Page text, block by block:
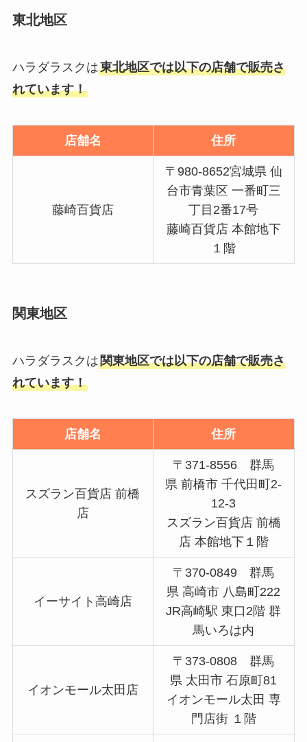
東北地区
ハラダラスクは東北地区では以下の店舗で販売さ
れています！
店舗名 住所
藤崎百貨店
〒980-8652宮城県 仙
台市青葉区 一番町三
丁目2番17号
藤崎百貨店 本館地下
１階
関東地区
ハラダラスクは関東地区では以下の店舗で販売さ
れています！
店舗名 住所
スズラン百貨店 前橋
店
〒371-8556 群馬
県 前橋市 千代田町2-
12-3
スズラン百貨店 前橋
店 本館地下１階
イーサイト高崎店
〒370-0849 群馬
県 高崎市 八島町222
JR高崎駅 東口2階 群
馬いろは内
イオンモール太田店
〒373-0808 群馬
県 太田市 石原町81
イオンモール太田 専
門店街 １階